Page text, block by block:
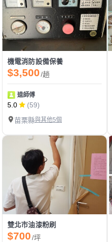
機電消防設備保養
$3,500/趟
逵師傅
5.0
(59)
苗栗縣與其他5個
雙北市油漆粉刷
$700/坪